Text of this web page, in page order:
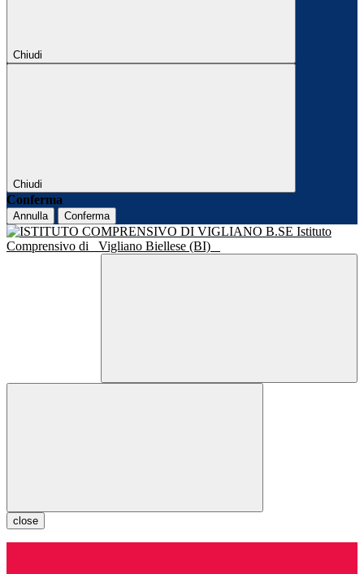
Chiudi
Chiudi
Conferma
Annulla Conferma
Istituto
Comprensivo di
Vigliano Biellese (BI)
close